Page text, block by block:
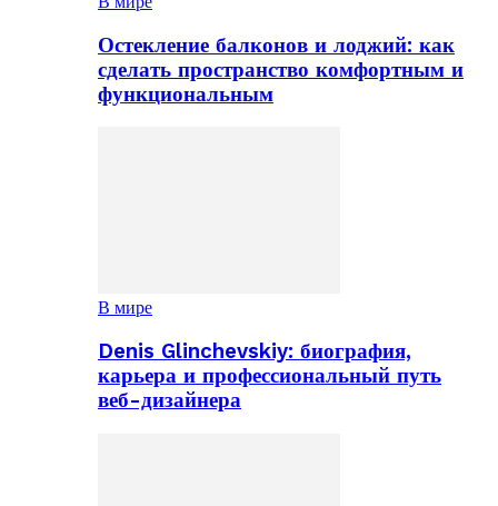
Остекление балконов и лоджий: как
сделать пространство комфортным и
функциональным
В мире
Denis Glinchevskiy: биография,
карьера и профессиональный путь
веб-дизайнера